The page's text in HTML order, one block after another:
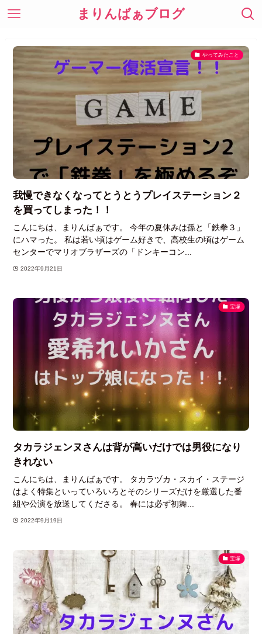
まりんばぁブログ
やってみたこと
我慢できなくなってとうとうプレイステーション２
を買ってしまった！！
こんにちは、まりんばぁです。 今年の夏休みは孫と「鉄拳３」
にハマった。 私は若い頃はゲーム好きで、高校生の頃はゲーム
センターでマリオブラザーズの「ドンキーコン...
2022年9月21日
宝塚
タカラジェンヌさんは背が高いだけでは男役になり
きれない
こんにちは、まりんばぁです。 タカラヅカ・スカイ・ステージ
はよく特集といっていろいろとそのシリーズだけを厳選した番
組や公演を放送してくださる。 春には必ず初舞...
2022年9月19日
宝塚